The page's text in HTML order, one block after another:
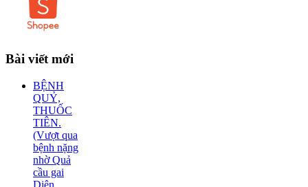
Bài viết mới
BỆNH
QUỶ,
THUỐC
TIÊN.
(Vượt qua
bệnh nặng
nhờ Quả
cầu gai
Diện